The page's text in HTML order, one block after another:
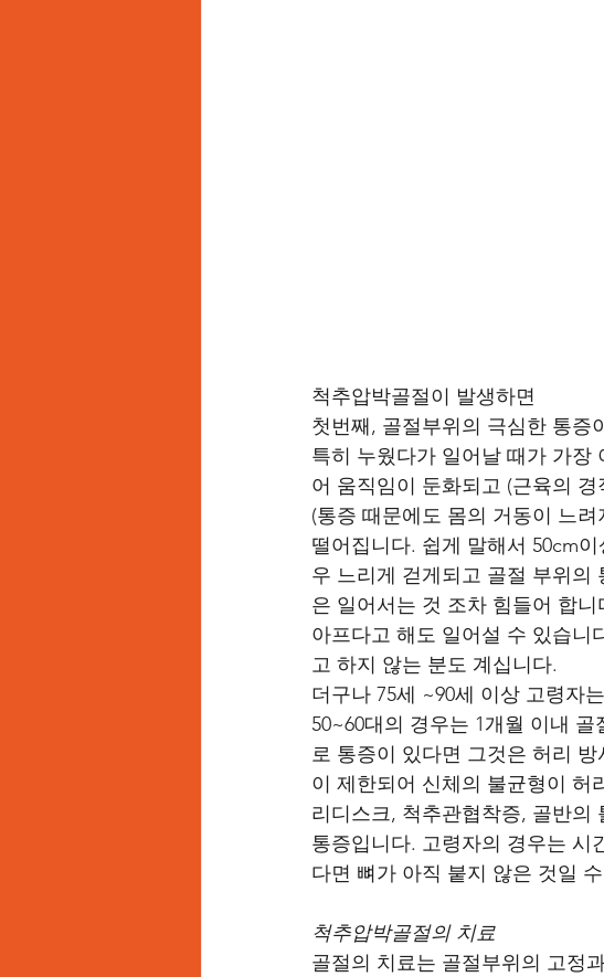
척추압박골절이 발생하면
첫번째, 골절부위의 극심한 통증
특히 누웠다가 일어날 때가 가장
어 움직임이 둔화되고 (근육의
(통증 때문에도 몸의 거동이 느
떨어집니다. 쉽게 말해서 50cm
우 느리게 걷게되고 골절 부위의
은 일어서는 것 조차 힘들어 합니
아프다고 해도 일어설 수 있습니
고 하지 않는 분도 계십니다.
더구나 75세 ~90세 이상 고령자
50~60대의 경우는 1개월 이내
로 통증이 있다면 그것은 허리
이 제한되어 신체의 불균형이 허
리디스크, 척추관협착증, 골반의
통증입니다. 고령자의 경우는 시
다면 뼈가 아직 붙지 않은 것일
척추압박골절의 치료
골절의 치료는 골절부위의 고정